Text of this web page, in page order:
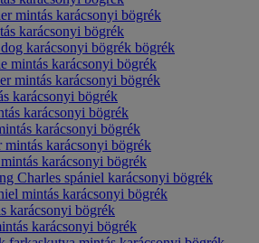
mintás karácsonyi bögrék
karácsonyi bögrék
karácsonyi bögrék bögrék
mintás karácsonyi bögrék
mintás karácsonyi bögrék
karácsonyi bögrék
karácsonyi bögrék
karácsonyi bögrék
mintás karácsonyi bögrék
karácsonyi bögrék
Charles spániel karácsonyi bögrék
mintás karácsonyi bögrék
karácsonyi bögrék
karácsonyi bögrék